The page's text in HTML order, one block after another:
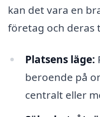
kan det vara en
företag och deras
Platsens läge:
beroende på
centralt eller